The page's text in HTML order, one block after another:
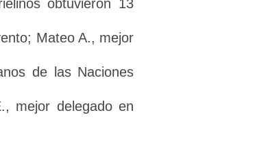
obtuvieron 13
Mateo A., mejor
de las Naciones
mejor delegado en